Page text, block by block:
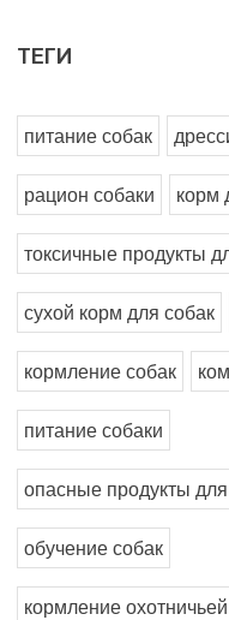
ТЕГИ
питание собак
рацион собаки корм
токсичные продукты
сухой корм для собак
кормление собак
питание собаки
опасные продукты
обучение собак
кормление